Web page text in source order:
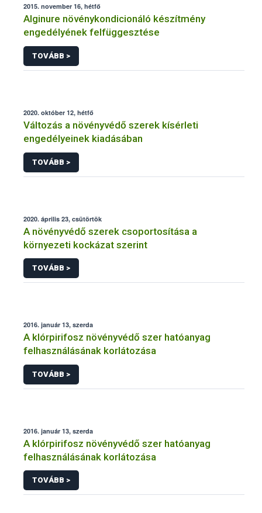
2015. november 16, hétfő
Alginure növénykondicionáló készítmény
engedélyének felfüggesztése
TOVÁBB >
2020. október 12, hétfő
Változás a növényvédő szerek kísérleti
engedélyeinek kiadásában
TOVÁBB >
2020. április 23, csütörtök
A növényvédő szerek csoportosítása a
környezeti kockázat szerint
TOVÁBB >
2016. január 13, szerda
A klórpirifosz növényvédő szer hatóanyag
felhasználásának korlátozása
TOVÁBB >
2016. január 13, szerda
A klórpirifosz növényvédő szer hatóanyag
felhasználásának korlátozása
TOVÁBB >